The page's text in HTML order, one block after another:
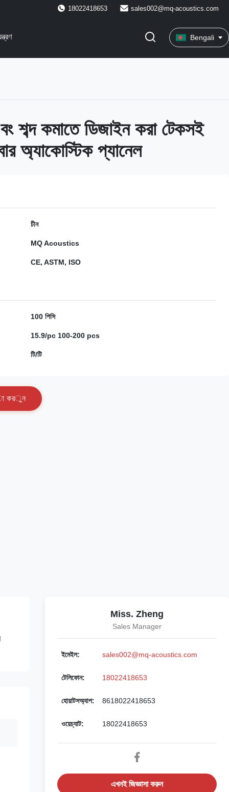
18022418653 sales002@mq-acoustics.com
Bengali
শব্দ কমাতে ডিজাইন করা টেকসই
অ্যাকোস্টিক প্যানেল
চীন
MQ Acoustics
CE, ASTM, ISO
100 পিসি
15.9/pc 100-200 pcs
টি/টি
করুন
Miss. Zheng
Sales Manager
ইমেইল: sales002@mq-acoustics.com
টেলিফোন: 18022418653
হোয়াটসঅ্যাপ: 8618022418653
ওয়েচ্যাট: 18022418653
এখনই জিজ্ঞাসা করুন